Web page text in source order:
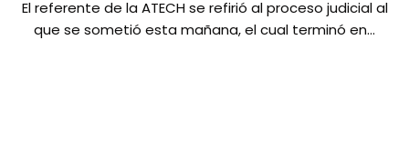
El referente de la ATECH se refirió al proceso judicial al
que se sometió esta mañana, el cual terminó en…